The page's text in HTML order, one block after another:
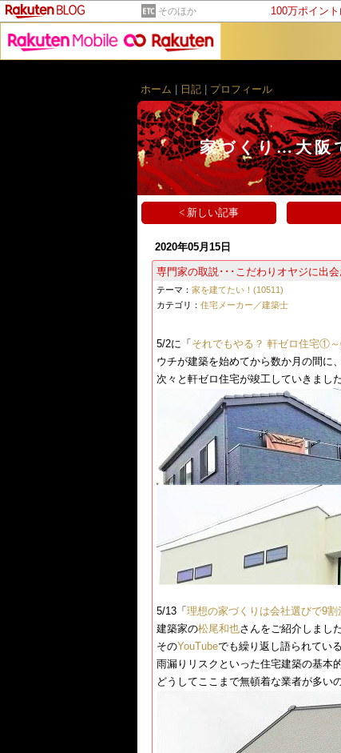
そのほか 100万ポイン
ホーム
日記 プロフィール
家づくり…大阪
< 新しい記事
2020年05月15日
専門家の取説･･･こだわりオヤジに出
テーマ：家を建てたい！(10511)
カテゴリ：住宅メーカー／建築士
5/2に「​​ それでもやる？ 軒ゼロ住宅①
ウチが建築を始めてから数か月の間に
次々と軒ゼロ住宅が竣工していきました
5/13「​理想の家づくりは会社選びで9
建築家の​松尾和也さんをご紹介しました
その​YouTubeでも繰り返し語られてい
雨漏りリスクといった住宅建築の基本
どうしてここまで無頓着な業者が多い